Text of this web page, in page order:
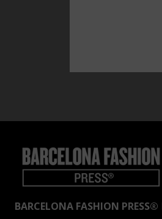
BARCELONA FASHION PRESS®